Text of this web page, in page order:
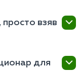
взяв
поможет. Но
для